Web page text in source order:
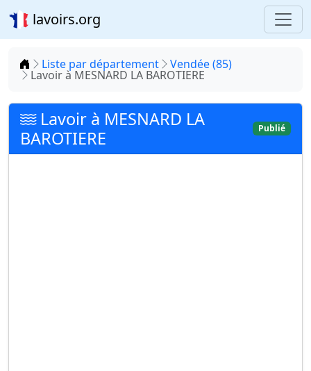
lavoirs.org
Accueil
Liste par département Vendée (85)
Lavoir à MESNARD LA BAROTIERE
Lavoir à MESNARD LA
BAROTIERE
Publié